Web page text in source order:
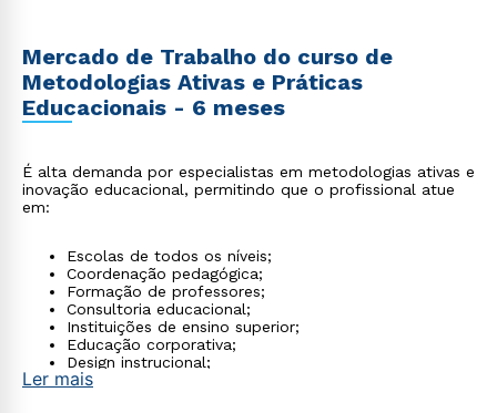
Mercado de Trabalho do curso de
Metodologias Ativas e Práticas
Educacionais - 6 meses
É alta demanda por especialistas em metodologias ativas e
inovação educacional, permitindo que o profissional atue
em:
Escolas de todos os níveis;
Coordenação pedagógica;
Formação de professores;
Consultoria educacional;
Instituições de ensino superior;
Educação corporativa;
Design instrucional;
Plataformas de educação on-line.
Ler mais